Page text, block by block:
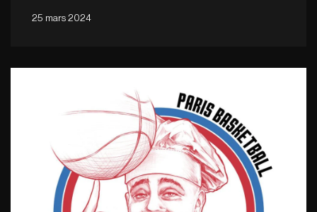
25 mars 2024